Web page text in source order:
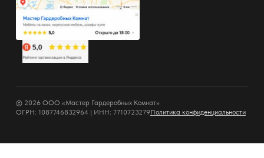
© 2026 ООО «Мастер Гардеробных Комнат»
ОГРН: 1087746832964 | ИНН: 7710723279Политика конфиденциальности